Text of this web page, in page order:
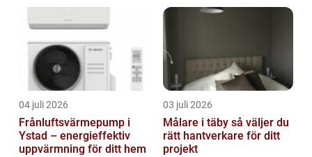
04 juli 2026
Frånluftsvärmepump i
Ystad – energieffektiv
uppvärmning för ditt hem
03 juli 2026
Målare i täby så väljer du
rätt hantverkare för ditt
projekt